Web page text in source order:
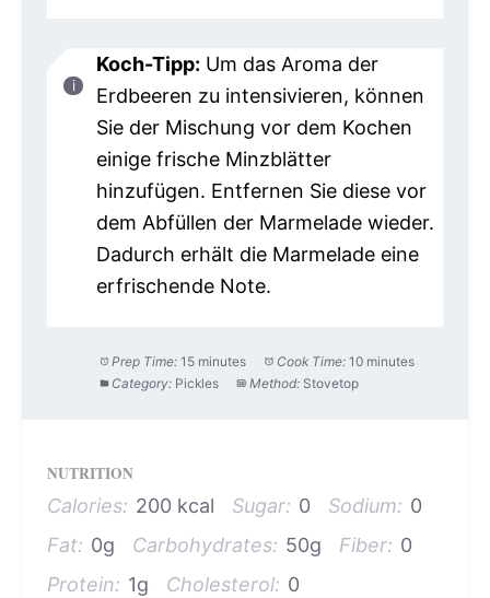
Koch-Tipp: Um das Aroma der
Erdbeeren zu intensivieren, können
Sie der Mischung vor dem Kochen
einige frische Minzblätter
hinzufügen. Entfernen Sie diese vor
dem Abfüllen der Marmelade wieder.
Dadurch erhält die Marmelade eine
erfrischende Note.
Prep Time: 15 minutes Cook Time: 10 minutes
Category: Pickles Method: Stovetop
NUTRITION
Calories: 200 kcal Sugar: 0 Sodium: 0
Fat: 0g Carbohydrates: 50g Fiber: 0
Protein: 1g Cholesterol: 0